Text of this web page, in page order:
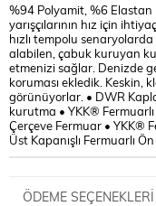
%94 Polyamit, %6 Elastan
yarışçılarının hız için
hızlı tempolu
alabilen, çabuk kuruyan
etmenizi sağlar. Denizde
koruması ekledik. Keskin,
görünüyorlar. • DWR
kurutma • YKK®
Çerçeve Fermuar • YKK®
Üst Kapanışlı Fermuarlı
ÖDEME SEÇENEKLERI